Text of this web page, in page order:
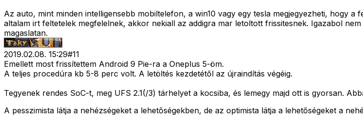
Az auto, mint minden intelligensebb mobiltelefon, a win10 vagy egy tesla megjegyezheti, hogy
altalam irt feltetelek megfelelnek, akkor nekiall az addigra mar letoltott frissitesnek. Igazabol
magaslatan.
2019.02.08. 15:29#11
Emellett most frissítettem Android 9 Pie-ra a Oneplus 5-öm.
A teljes procedúra kb 5-8 perc volt. A letöltés kezdetétől az újraindítás végéig.
Tegyenek rendes SoC-t, meg UFS 2.1(/3) tárhelyet a kocsiba, és lemegy majd ott is gyorsan.
A pesszimista látja a nehézségeket a lehetőségekben, de az optimista látja a lehetőségeket a